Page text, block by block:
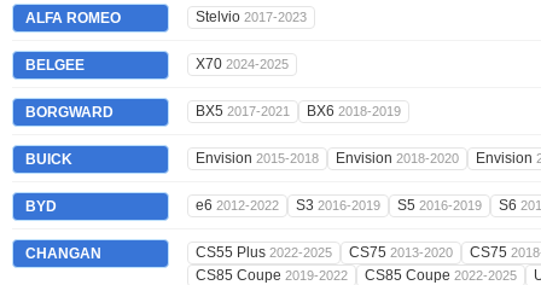
ALFA ROMEO Stelvio 2017-2023
BELGEE X70 2024-2025
BORGWARD BX5 2017-2021 BX6 2018-2019
BUICK Envision 2015-2018 Envision 2018-2020 Envision
BYD e6 2012-2022 S3 2016-2019 S5 2016-2019 S6
CHANGAN CS55 Plus 2022-2025 CS75 2013-2020 CS75
CS85 Coupe 2019-2022 CS85 Coupe 2022-2025